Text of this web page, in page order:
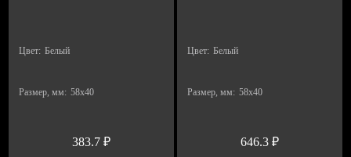
Цвет: Белый
Размер, мм: 58х40
383.7₽
Цвет: Белый
Размер, мм: 58х40
646.3₽